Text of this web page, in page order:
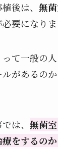
後は、 無
要になりま
て一般の
があるの
は、 無菌
をするの